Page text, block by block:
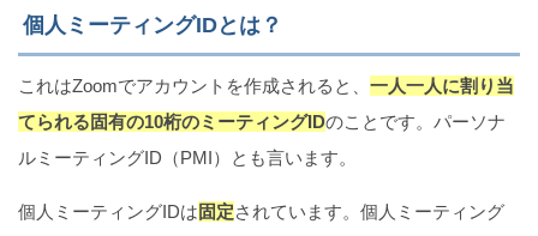
処法
方法
個人ミーティングIDとは？
これはZoomでアカウントを作成されると、 一人一人に割り当
てられる固有の10桁のミーティングIDのことです。パーソナ
ルミーティングID（PMI）とも言います。
個人ミーティングIDは 固定されています。個人ミーティング